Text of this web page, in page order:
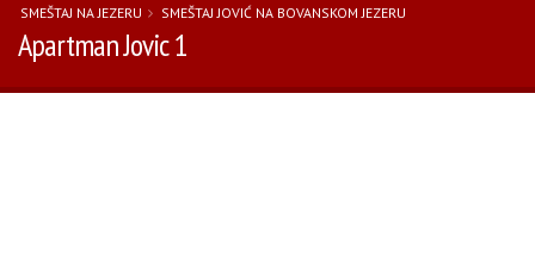
SMEŠTAJ NA JEZERU SMEŠTAJ JOVIĆ NA BOVANSKOM JEZERU
Apartman Jovic 1